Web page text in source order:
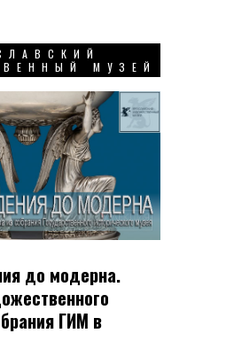
МУЗЕЙ
до модерна.
ГИМ в